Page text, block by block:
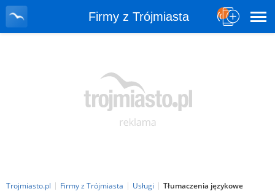
Firmy z Trójmiasta
Trojmiasto.pl Firmy z Trójmiasta Usługi Tłumaczenia językowe